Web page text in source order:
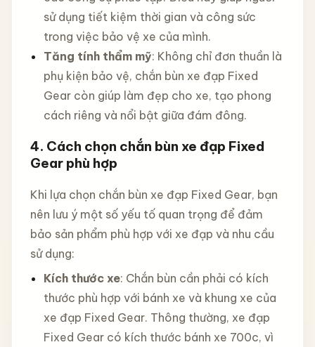
sử dụng tiết kiệm thời gian và công sức
trong việc bảo vệ xe của mình.
Tăng tính thẩm mỹ: Không chỉ đơn thuần là
phụ kiện bảo vệ, chắn bùn xe đạp Fixed
Gear còn giúp làm đẹp cho xe, tạo phong
cách riêng và nổi bật giữa đám đông.
4. Cách chọn chắn bùn xe đạp Fixed
Gear phù hợp
Khi lựa chọn chắn bùn xe đạp Fixed Gear, bạn
nên lưu ý một số yếu tố quan trọng để đảm
bảo sản phẩm phù hợp với xe đạp và nhu cầu
sử dụng:
Kích thước xe: Chắn bùn cần phải có kích
thước phù hợp với bánh xe và khung xe của
xe đạp Fixed Gear. Thông thường, xe đạp
Fixed Gear có kích thước bánh xe 700c, vì